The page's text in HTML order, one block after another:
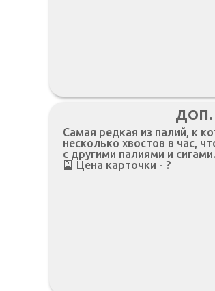
Самая редкая из палий, к
несколько хвостов в час,
с другими палиями и сигами.
🎴 Цена карточки - ?